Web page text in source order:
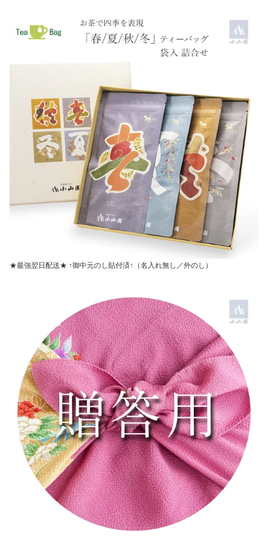
★最強翌日配送★ ↑御中元のし貼付済↑（名入れ無し／外のし）